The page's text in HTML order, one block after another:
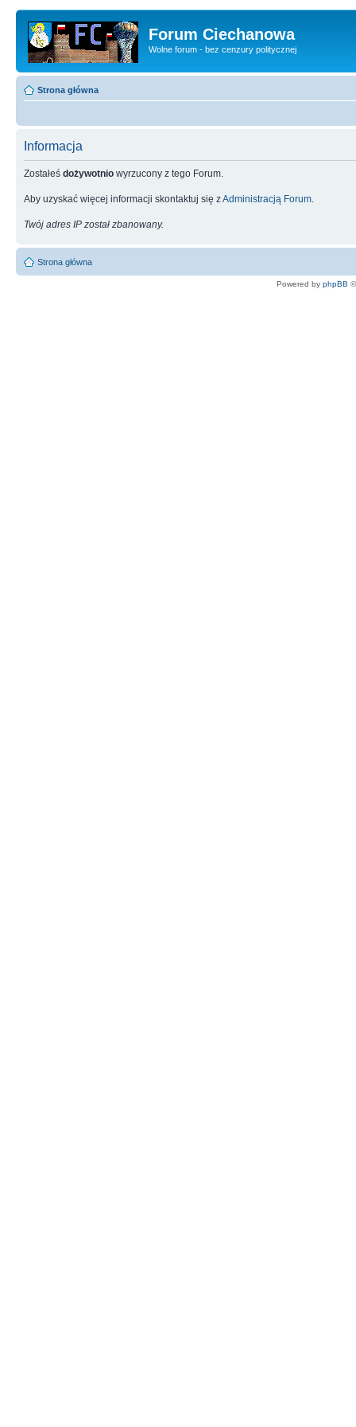
Forum Ciechanowa
Wolne forum - bez cenzury politycznej
Strona główna
Informacja
Zostałeś dożywotnio wyrzucony z tego Forum.
Aby uzyskać więcej informacji skontaktuj się zAdministracją Forum
Twój adres IP został zbanowany.
Strona główna
Powered by phpBB